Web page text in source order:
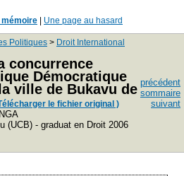
mémoire Une page au hasard
Politiques > Droit International
concurrence
Démocratique
ville de Bukavu de
le fichier original )
(UCB) - graduat en Droit 2006
précédent
sommaire
suivant